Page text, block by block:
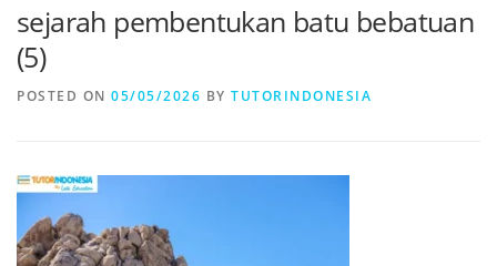
sejarah pembentukan batu bebatuan
(5)
POSTED ON 05/05/2026 BY TUTORINDONESIA